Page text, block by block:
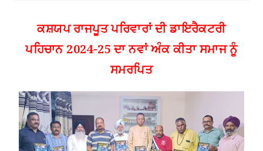
ਕਸ਼ਯਪ ਰਾਜਪੂਤ ਪਰਿਵਾਰਾਂ ਦੀ ਡਾਇਰੈਕਟਰੀ
ਪਹਿਚਾਨ 2024-25 ਦਾ ਨਵਾਂ ਅੰਕ ਕੀਤਾ ਸਮਾਜ ਨੂੰ
ਸਮਰਪਿਤ